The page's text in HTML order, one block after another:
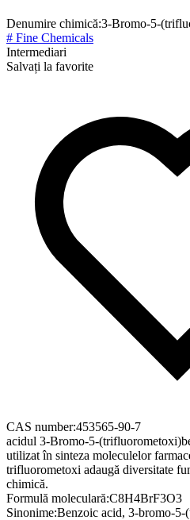
Denumire chimică:3-Bromo-5-
# Fine Chemicals
Intermediari
Salvați la favorite
CAS number:453565-90-7
acidul 3-Bromo-5-
utilizat în sinteza moleculelor
trifluorometoxi adaugă diversitate
chimică.
Formulă moleculară:C8H4BrF3O3
Sinonime:Benzoic acid, 3-bromo-